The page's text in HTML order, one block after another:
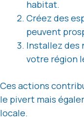
habitat.
Créez des
peuvent
Installez des
votre région
Ces actions
le pivert mais
locale.